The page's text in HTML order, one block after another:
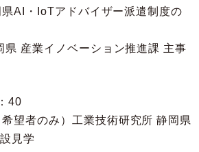
・IoTアドバイザー派遣制度の
ベーション推進課 主事
40
者のみ）工業技術研究所 静岡県
見学